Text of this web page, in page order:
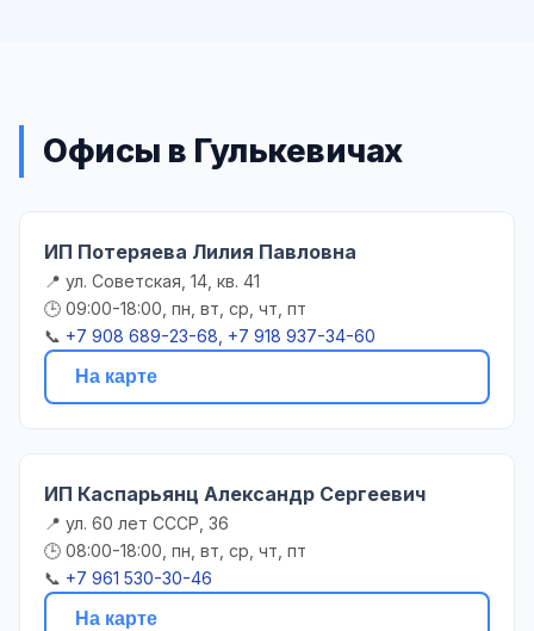
Офисы в Гулькевичах
ИП Потеряева Лилия Павловна
📍 ул. Советская, 14, кв. 41
🕒 09:00-18:00, пн, вт, ср, чт, пт
📞 +7 908 689-23-68, +7 918 937-34-60
На карте
ИП Каспарьянц Александр Сергеевич
📍 ул. 60 лет СССР, 36
🕒 08:00-18:00, пн, вт, ср, чт, пт
📞 +7 961 530-30-46
На карте